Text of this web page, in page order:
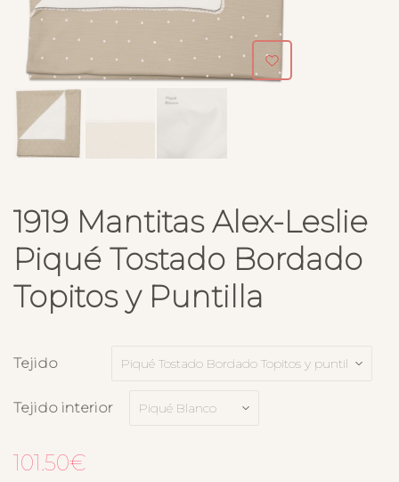
1919 Mantitas Alex-Leslie
Piqué Tostado Bordado
Topitos y Puntilla
Tejido
Tejido interior
101.50€